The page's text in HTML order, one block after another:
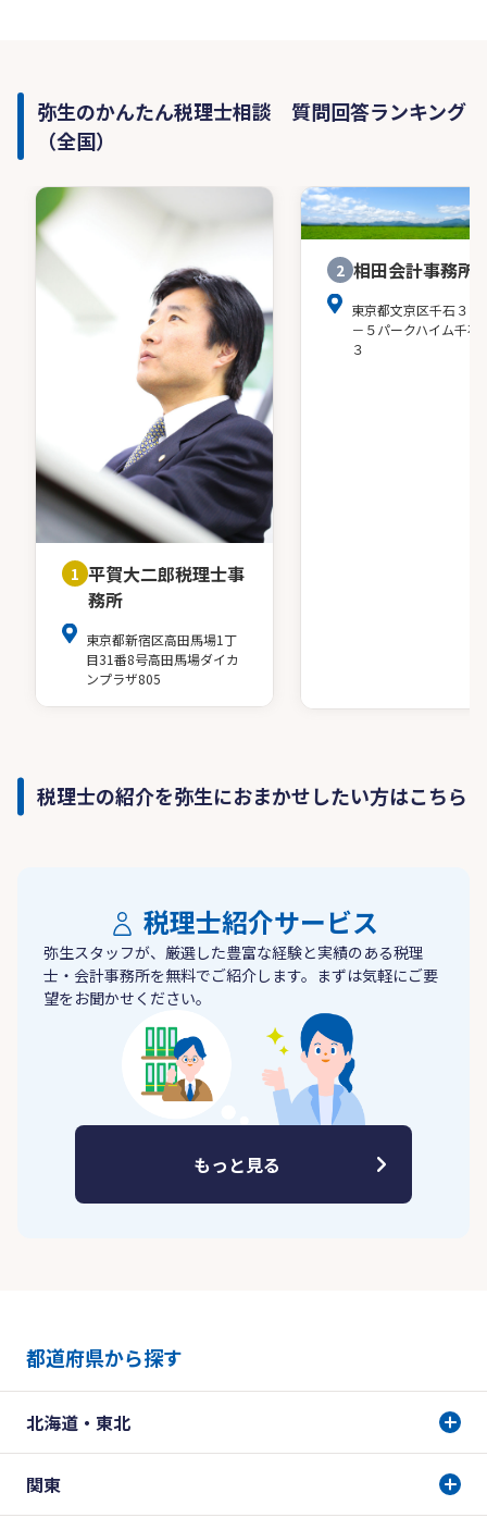
弥生のかんたん税理士相談 質問回答ランキング
（全国）
1 平賀大二郎税理士事
務所
東京都新宿区高田馬場1丁
目31番8号高田馬場ダイカ
ンプラザ805
2 相田会計事務所
東京都文京区千石３－
－５パークハイム千石
３
税理士の紹介を弥生におまかせしたい方はこちら
税理士紹介サービス
弥生スタッフが、厳選した豊富な経験と実績のある税理
士・会計事務所を無料でご紹介します。まずは気軽にご要
望をお聞かせください。
もっと見る
都道府県から探す
北海道・東北
関東